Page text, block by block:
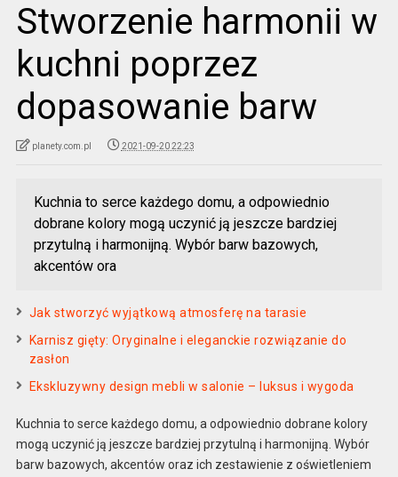
Stworzenie harmonii w
kuchni poprzez
dopasowanie barw
planety.com.pl 2021-09-20 22:23
Kuchnia to serce każdego domu, a odpowiednio
dobrane kolory mogą uczynić ją jeszcze bardziej
przytulną i harmonijną. Wybór barw bazowych,
akcentów ora
Jak stworzyć wyjątkową atmosferę na tarasie
Karnisz gięty: Oryginalne i eleganckie rozwiązanie do
zasłon
Ekskluzywny design mebli w salonie – luksus i wygoda
Kuchnia to serce każdego domu, a odpowiednio dobrane kolory
mogą uczynić ją jeszcze bardziej przytulną i harmonijną. Wybór
barw bazowych, akcentów oraz ich zestawienie z oświetleniem